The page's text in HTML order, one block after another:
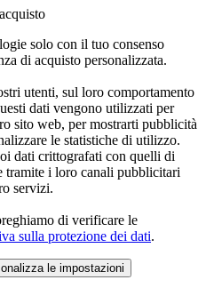
solo con il tuo consenso
di acquisto personalizzata.
utenti, sul loro comportamento
dati vengono utilizzati per
sito web, per mostrarti pubblicità
le statistiche di utilizzo.
dati crittografati con quelli di
tramite i loro canali pubblicitari
servizi.
di verificare le
sulla protezione dei dati.
le impostazioni